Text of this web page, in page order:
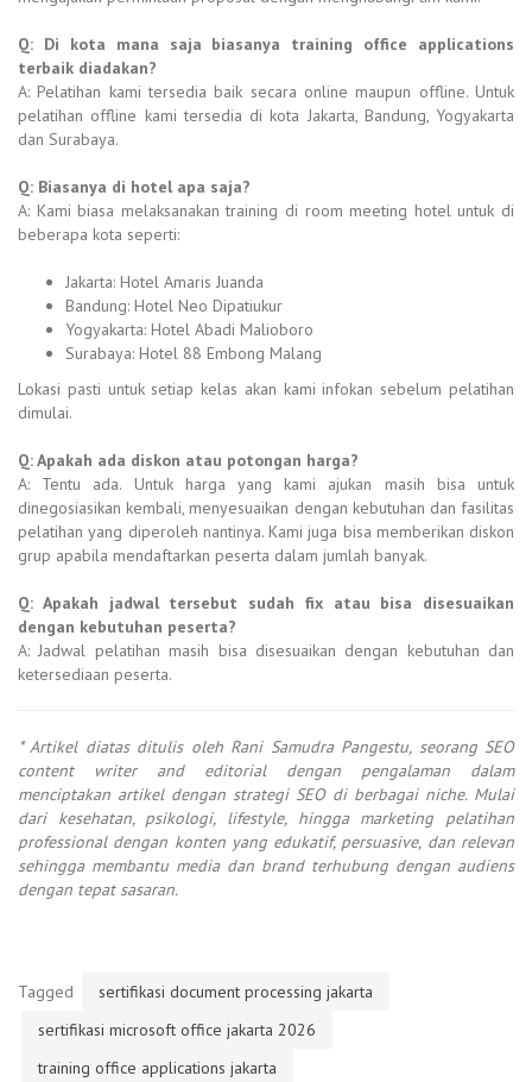
Q: Di kota mana saja biasanya training office applications
terbaik diadakan?
A: Pelatihan kami tersedia baik secara online maupun offline. Untuk
pelatihan offline kami tersedia di kota Jakarta, Bandung, Yogyakarta
dan Surabaya.
Q: Biasanya di hotel apa saja?
A: Kami biasa melaksanakan training di room meeting hotel untuk di
beberapa kota seperti:
Jakarta: Hotel Amaris Juanda
Bandung: Hotel Neo Dipatiukur
Yogyakarta: Hotel Abadi Malioboro
Surabaya: Hotel 88 Embong Malang
Lokasi pasti untuk setiap kelas akan kami infokan sebelum pelatihan
dimulai.
Q: Apakah ada diskon atau potongan harga?
A: Tentu ada. Untuk harga yang kami ajukan masih bisa untuk
dinegosiasikan kembali, menyesuaikan dengan kebutuhan dan fasilitas
pelatihan yang diperoleh nantinya. Kami juga bisa memberikan diskon
grup apabila mendaftarkan peserta dalam jumlah banyak.
Q: Apakah jadwal tersebut sudah fix atau bisa disesuaikan
dengan kebutuhan peserta?
A: Jadwal pelatihan masih bisa disesuaikan dengan kebutuhan dan
ketersediaan peserta.
* Artikel diatas ditulis oleh Rani Samudra Pangestu, seorang SEO
content writer and editorial dengan pengalaman dalam
menciptakan artikel dengan strategi SEO di berbagai niche. Mulai
dari kesehatan, psikologi, lifestyle, hingga marketing pelatihan
professional dengan konten yang edukatif, persuasive, dan relevan
sehingga membantu media dan brand terhubung dengan audiens
dengan tepat sasaran.
Tagged
sertifikasi document processing jakarta
sertifikasi microsoft office jakarta 2026
training office applications jakarta